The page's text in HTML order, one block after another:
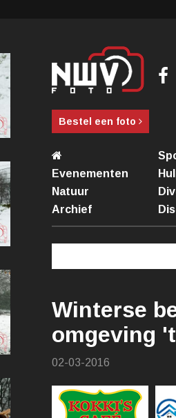
Bestel een foto
Evenementen
Natuur
Archief
Winterse
omgeving
02-03-2016